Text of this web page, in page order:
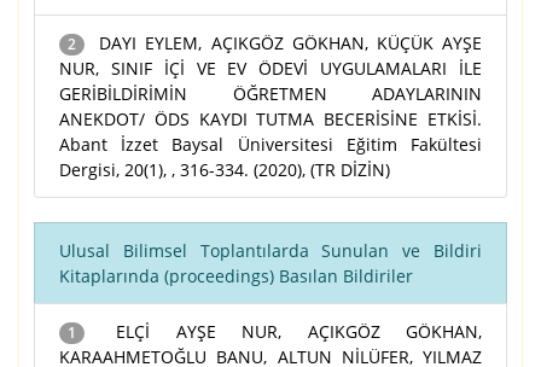
2
DAYI EYLEM, AÇIKGÖZ GÖKHAN, KÜÇÜK AYŞE
NUR, SINIF İÇİ VE EV ÖDEVİ UYGULAMALARI İLE
GERİBİLDİRİMİN ÖĞRETMEN ADAYLARININ
ANEKDOT/ ÖDS KAYDI TUTMA BECERİSİNE ETKİSİ.
Abant İzzet Baysal Üniversitesi Eğitim Fakültesi
Dergisi, 20(1), , 316-334. (2020), (TR DİZİN)
Ulusal Bilimsel Toplantılarda Sunulan ve Bildiri
Kitaplarında (proceedings) Basılan Bildiriler
1
ELÇİ AYŞE NUR, AÇIKGÖZ GÖKHAN,
KARAAHMETOĞLU BANU, ALTUN NİLÜFER, YILMAZ